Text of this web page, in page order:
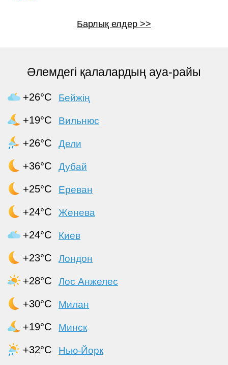
Барлық елдер
Әлемдегі қалалардың ауа-райы
+26°C
Бейжің
+19°C
Вильнюс
+26°C
Дели
+36°C
Дубай
+25°C
Ереван
+24°C
Женева
+24°C
Киев
+23°C
Лондон
+28°C
Лос Анжелес
+30°C
Милан
+19°C
Минск
+32°C
Нью-Йорк